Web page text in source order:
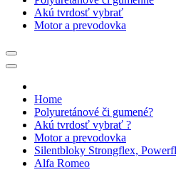
Akú tvrdosť vybrať
Motor a prevodovka
Home
Polyuretánové či gumené?
Akú tvrdosť vybrať ?
Motor a prevodovka
Silentbloky Strongflex,
Alfa Romeo